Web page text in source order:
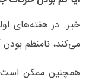
خیر. در هفته‌های
می‌کند، نامنظم
همچنین ممکن است